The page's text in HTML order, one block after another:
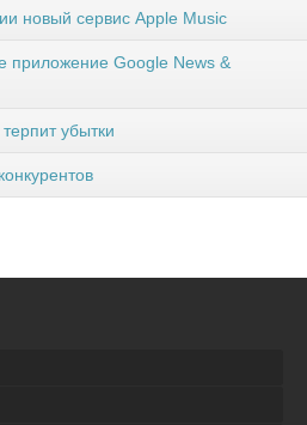
новый сервис Apple Music
приложение Google News &
убытки